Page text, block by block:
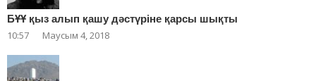
БҰҰ қыз алып қашу дәстүріне қарсы шықты
10:57 Маусым 4, 2018